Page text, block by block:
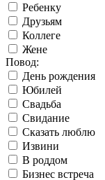
Ребенку
Друзьям
Коллеге
Жене
Повод:
День рождения
Юбилей
Свадьба
Свидание
Сказать люблю
Извини
В роддом
Бизнес встреча